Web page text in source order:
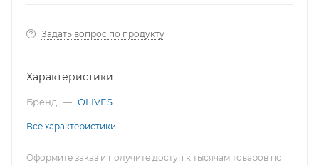
Задать вопрос по продукту
Характеристики
Бренд — OLIVES
Все характеристики
Оформите заказ и получите доступ к тысячам товаров по